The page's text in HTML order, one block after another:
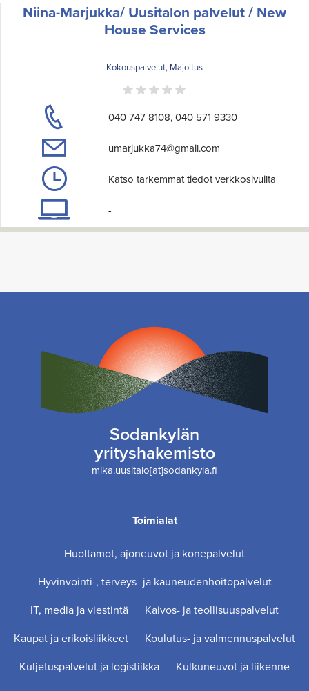
Niina-Marjukka/ Uusitalon palvelut / New
House Services
Kokouspalvelut, Majoitus
040 747 8108, 040 571 9330
umarjukka74@gmail.com
Katso tarkemmat tiedot verkkosivuilta
-
Sodankylän
yrityshakemisto
mika.uusitalo[at]sodankyla.fi
Toimialat
Huoltamot, ajoneuvot ja konepalvelut
Hyvinvointi-, terveys- ja kauneudenhoitopalvelut
IT, media ja viestintä
Kaivos- ja teollisuuspalvelut
Kaupat ja erikoisliikkeet
Koulutus- ja valmennuspalvelut
Kuljetuspalvelut ja logistiikka
Kulkuneuvot ja liikenne